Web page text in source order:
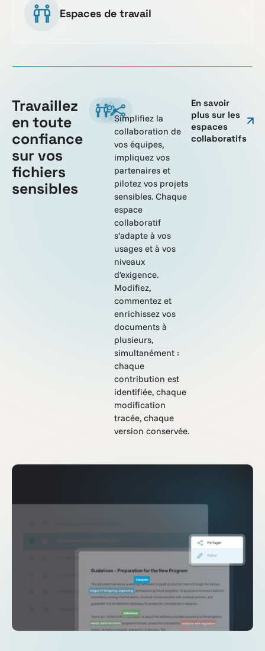
Espaces de travail
Travaillez
en toute
confiance
sur vos
fichiers
sensibles
Simplifiez la
collaboration de
vos équipes,
impliquez vos
partenaires et
pilotez vos projets
sensibles. Chaque
espace
collaboratif
s’adapte à vos
usages et à vos
niveaux
d’exigence.
Modifiez,
commentez et
enrichissez vos
documents à
plusieurs,
simultanément :
chaque
contribution est
identifiée, chaque
modification
tracée, chaque
version conservée.
En savoir
plus sur les
espaces
collaboratifs